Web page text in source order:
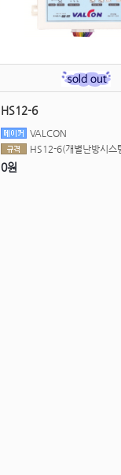
HS12-6
VALCON
HS12-6(개별난방시스
0원